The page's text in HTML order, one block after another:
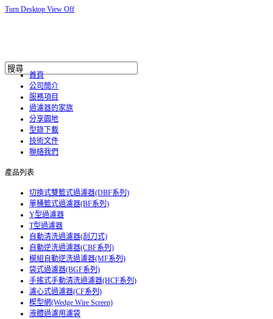
Turn Desktop View Off
首頁
公司簡介
服務項目
過濾器的家族
分享園地
型錄下載
技術文件
聯絡我們
產品列表
切換式雙籃式過濾器(DBF系列)
單桶籃式過濾器(BF系列)
Y型過濾器
T型過濾器
自動清洗過濾器(刮刀式)
自動逆洗過濾器(CBF系列)
模組自動逆洗過濾器(MF系列)
袋式過濾器(BGF系列)
手搖式手動清洗過濾器(HCF系列)
濾心式過濾器(CF系列)
楔型網(Wedge Wire Screen)
液體過濾用濾袋